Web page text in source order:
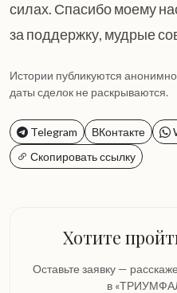
силах. Спасибо моему
за поддержку, мудрые
Истории публикуются
даты сделок не раскрываются.
Telegram ВКонтакте
Скопировать ссылку
Хотите
Оставьте заявку —
в